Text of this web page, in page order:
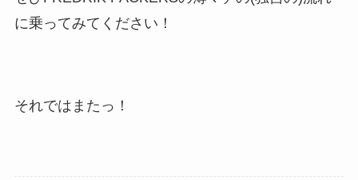
に乗ってみてください！
それではまたっ！